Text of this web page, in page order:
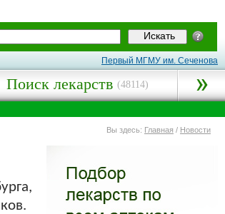
Первый МГМУ им. Сеченова
Поиск лекарств (48114)
Вы здесь: Главная / Новости